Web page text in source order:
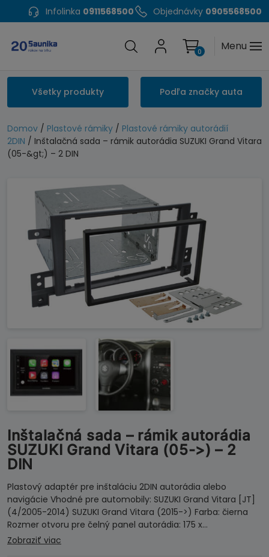
Infolinka 0911568500 Objednávky 0905568500
Menu
0
Všetky produkty Podľa značky auta
Domov / Plastové rámiky / Plastové rámiky autorádií
2DIN / Inštalačná sada – rámik autorádia SUZUKI Grand Vitara
(05-&gt;) – 2 DIN
Inštalačná sada – rámik autorádia
SUZUKI Grand Vitara (05->) – 2
DIN
Plastový adaptér pre inštaláciu 2DIN autorádia alebo
navigácie Vhodné pre automobily: SUZUKI Grand Vitara [JT]
(4/2005-2014) SUZUKI Grand Vitara (2015->) Farba: čierna
Rozmer otvoru pre čelný panel autorádia: 175 x…
Zobraziť viac